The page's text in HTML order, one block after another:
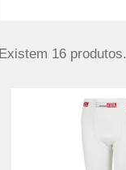
Existem 16 produtos.